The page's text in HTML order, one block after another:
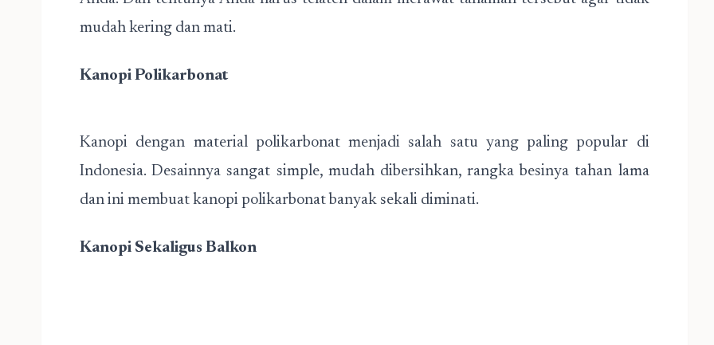
mudah kering dan mati.
Kanopi Polikarbonat
Kanopi dengan material polikarbonat menjadi salah satu yang paling popular di
Indonesia. Desainnya sangat simple, mudah dibersihkan, rangka besinya tahan lama
dan ini membuat kanopi polikarbonat banyak sekali diminati.
Kanopi Sekaligus Balkon